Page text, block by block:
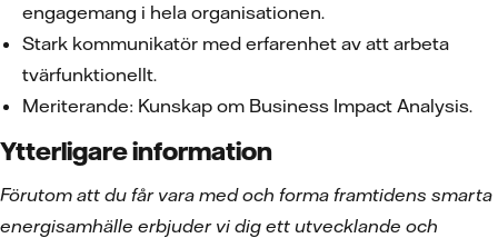
engagemang i hela organisationen.
Stark kommunikatör med erfarenhet av att arbeta
tvärfunktionellt.
Meriterande: Kunskap om Business Impact Analysis.
Ytterligare information
Förutom att du får vara med och forma framtidens smarta
energisamhälle erbjuder vi dig ett utvecklande och